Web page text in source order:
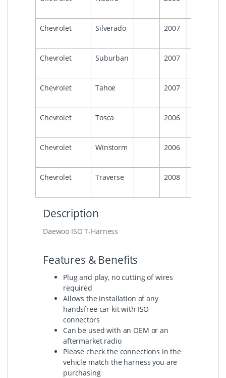
Chevrolet Silverado 2007
Chevrolet Suburban 2007
Chevrolet Tahoe 2007
Chevrolet Tosca 2006
Chevrolet Winstorm 2006
Chevrolet Traverse 2008
Description
Daewoo ISO T-Harness
Features & Benefits
Plug and play, no cutting of wires
required
Allows the installation of any
handsfree car kit with ISO
connectors
Can be used with an OEM or an
aftermarket radio
Please check the connections in the
vehicle match the harness you are
purchasing